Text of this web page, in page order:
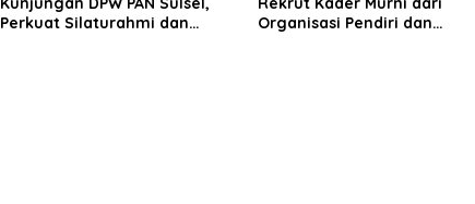
Perkuat Silaturahmi dan
Organisasi Pendiri dan